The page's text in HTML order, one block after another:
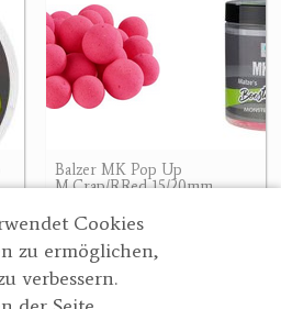
Cookies
zu ermöglichen,
verbessern.
Balzer MK Pop Up
M.Crap/RRed 15/20mm